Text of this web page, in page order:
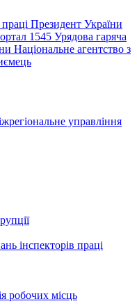
Президент України
1545 Урядова гаряча
Національне агентство з
управління
інспекторів праці
робочих місць